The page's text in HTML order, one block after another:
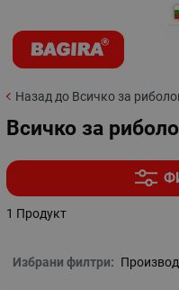
Назад до Всичко за
Всичко за
1 Продукт
Избрани филтри: